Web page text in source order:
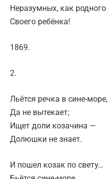
Неразумных, как родного
Своего ребёнка!
1869.
2.
Льётся речка в сине-море,
Да не вытекает;
Ищет доли козачина —
Долюшки не знает.
И пошел козак по свету…